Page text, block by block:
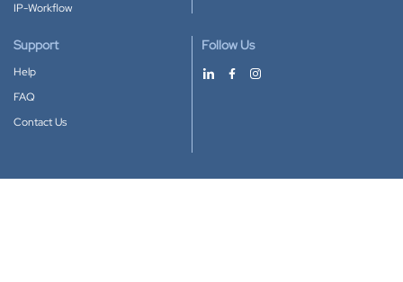
IP-Workflow
Support
Help
FAQ
Contact Us
Follow Us